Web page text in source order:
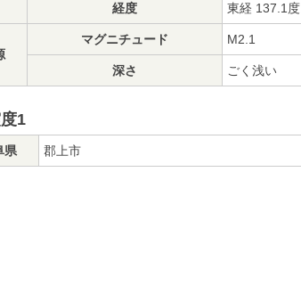
経度 東経 137.1度
マグニチュード M2.1
深さ ごく浅い
1
県 郡上市